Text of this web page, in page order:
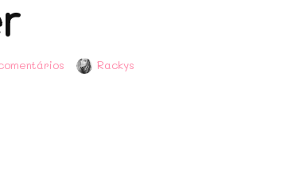
Rackys